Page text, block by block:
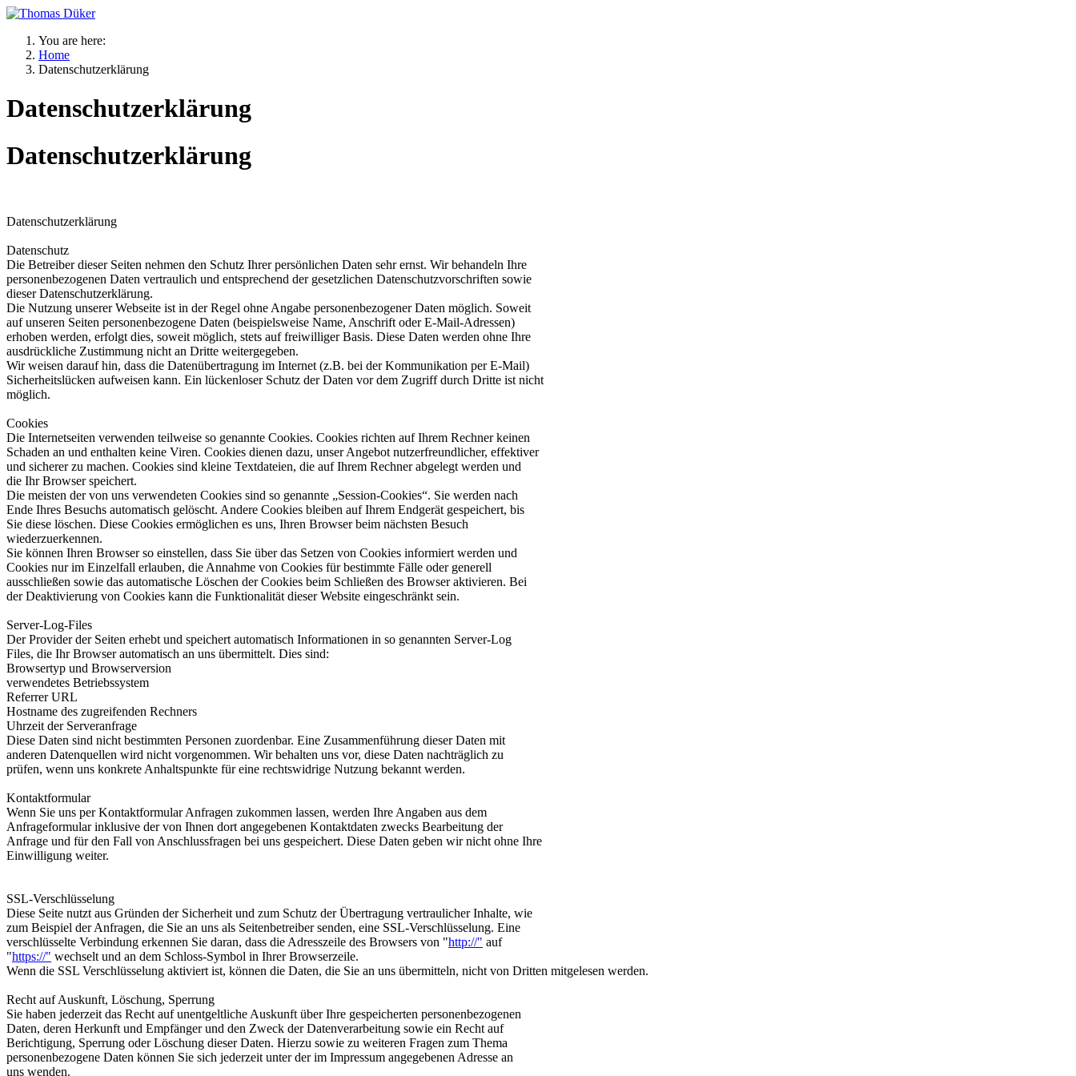
You are here:
Home
Datenschutzerklärung
Datenschutzerklärung
Datenschutzerklärung
Datenschutzerklärung
Datenschutz
Die Betreiber dieser Seiten nehmen den Schutz Ihrer persönlichen Daten sehr ernst. Wir behandeln Ihre
personenbezogenen Daten vertraulich und entsprechend der gesetzlichen Datenschutzvorschriften sowie
dieser Datenschutzerklärung.
Die Nutzung unserer Webseite ist in der Regel ohne Angabe personenbezogener Daten möglich. Soweit
auf unseren Seiten personenbezogene Daten (beispielsweise Name, Anschrift oder E-Mail-Adressen)
erhoben werden, erfolgt dies, soweit möglich, stets auf freiwilliger Basis. Diese Daten werden ohne Ihre
ausdrückliche Zustimmung nicht an Dritte weitergegeben.
Wir weisen darauf hin, dass die Datenübertragung im Internet (z.B. bei der Kommunikation per E-Mail)
Sicherheitslücken aufweisen kann. Ein lückenloser Schutz der Daten vor dem Zugriff durch Dritte ist nicht
möglich.
Cookies
Die Internetseiten verwenden teilweise so genannte Cookies. Cookies richten auf Ihrem Rechner keinen
Schaden an und enthalten keine Viren. Cookies dienen dazu, unser Angebot nutzerfreundlicher, effektiver
und sicherer zu machen. Cookies sind kleine Textdateien, die auf Ihrem Rechner abgelegt werden und
die Ihr Browser speichert.
Die meisten der von uns verwendeten Cookies sind so genannte „Session-Cookies“. Sie werden nach
Ende Ihres Besuchs automatisch gelöscht. Andere Cookies bleiben auf Ihrem Endgerät gespeichert, bis
Sie diese löschen. Diese Cookies ermöglichen es uns, Ihren Browser beim nächsten Besuch
wiederzuerkennen.
Sie können Ihren Browser so einstellen, dass Sie über das Setzen von Cookies informiert werden und
Cookies nur im Einzelfall erlauben, die Annahme von Cookies für bestimmte Fälle oder generell
ausschließen sowie das automatische Löschen der Cookies beim Schließen des Browser aktivieren. Bei
der Deaktivierung von Cookies kann die Funktionalität dieser Website eingeschränkt sein.
Server-Log-Files
Der Provider der Seiten erhebt und speichert automatisch Informationen in so genannten Server-Log
Files, die Ihr Browser automatisch an uns übermittelt. Dies sind:
Browsertyp und Browserversion
verwendetes Betriebssystem
Referrer URL
Hostname des zugreifenden Rechners
Uhrzeit der Serveranfrage
Diese Daten sind nicht bestimmten Personen zuordenbar. Eine Zusammenführung dieser Daten mit
anderen Datenquellen wird nicht vorgenommen. Wir behalten uns vor, diese Daten nachträglich zu
prüfen, wenn uns konkrete Anhaltspunkte für eine rechtswidrige Nutzung bekannt werden.
Kontaktformular
Wenn Sie uns per Kontaktformular Anfragen zukommen lassen, werden Ihre Angaben aus dem
Anfrageformular inklusive der von Ihnen dort angegebenen Kontaktdaten zwecks Bearbeitung der
Anfrage und für den Fall von Anschlussfragen bei uns gespeichert. Diese Daten geben wir nicht ohne Ihre
Einwilligung weiter.
SSL-Verschlüsselung
Diese Seite nutzt aus Gründen der Sicherheit und zum Schutz der Übertragung vertraulicher Inhalte, wie
zum Beispiel der Anfragen, die Sie an uns als Seitenbetreiber senden, eine SSL-Verschlüsselung. Eine
verschlüsselte Verbindung erkennen Sie daran, dass die Adresszeile des Browsers von "http://" auf
"https://" wechselt und an dem Schloss-Symbol in Ihrer Browserzeile.
Wenn die SSL Verschlüsselung aktiviert ist, können die Daten, die Sie an uns übermitteln, nicht von Dritten mitgelesen werden.
Recht auf Auskunft, Löschung, Sperrung
Sie haben jederzeit das Recht auf unentgeltliche Auskunft über Ihre gespeicherten personenbezogenen
Daten, deren Herkunft und Empfänger und den Zweck der Datenverarbeitung sowie ein Recht auf
Berichtigung, Sperrung oder Löschung dieser Daten. Hierzu sowie zu weiteren Fragen zum Thema
personenbezogene Daten können Sie sich jederzeit unter der im Impressum angegebenen Adresse an
uns wenden.